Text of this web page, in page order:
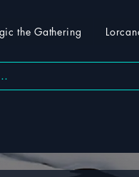
the Gathering